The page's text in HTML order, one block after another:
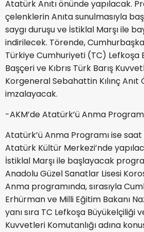
Atatürk Anıtı önünde yapılacak.
çelenklerin Anıta sunulmasıyla
saygı duruşu ve İstiklal Marşı ile
indirilecek. Törende,
Türkiye Cumhuriyeti (TC) Lefkoşa
Başçeri ve Kıbrıs Türk Barış
Korgeneral Sebahattin Kılınç Anıt
imzalayacak.
-AKM’de Atatürk’ü Anma
Atatürk’ü Anma Programı ise saat
Atatürk Kültür Merkezi’nde
İstiklal Marşı ile başlayacak
Anadolu Güzel Sanatlar Lisesi
Anma programında, sırasıyla
Erhürman ve Milli Eğitim Bakanı
yanı sıra TC Lefkoşa Büyükelçiliği
Kuvvetleri Komutanlığı adına